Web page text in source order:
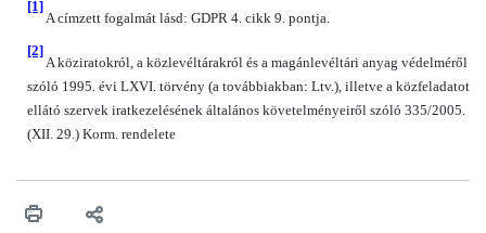
[1]
A címzett fogalmát lásd: GDPR 4. cikk 9. pontja.
[2]
A köziratokról, a közlevéltárakról és a magánlevéltári anyag védelméről
szóló 1995. évi LXVI. törvény (a továbbiakban: Ltv.), illetve a közfeladatot
ellátó szervek iratkezelésének általános követelményeiről szóló 335/2005.
(XII. 29.) Korm. rendelete